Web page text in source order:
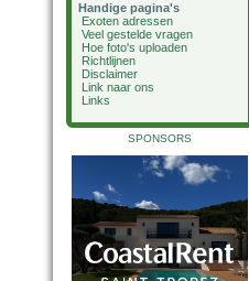
Handige pagina's
Exoten adressen
Veel gestelde vragen
Hoe foto's uploaden
Richtlijnen
Disclaimer
Link naar ons
Links
SPONSORS